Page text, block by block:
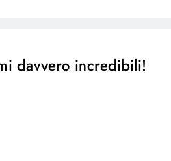
davvero incredibili!